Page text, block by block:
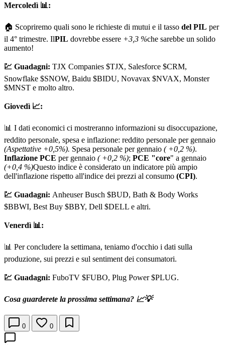
Mercoledì 📊:
🏠 Scopriremo quali sono le richieste di mutui e il tasso del PIL per
il 4° trimestre. IlPIL dovrebbe essere +3,3 %che sarebbe un solido
aumento!
💹 Guadagni: TJX Companies $TJX, Salesforce $CRM,
Snowflake $SNOW, Baidu $BIDU, Novavax $NVAX, Monster
$MNST e molto altro.
Giovedì 📈:
📊 I dati economici ci mostreranno informazioni su disoccupazione,
reddito personale, spesa e inflazione: reddito personale per gennaio
(Aspettative +0,5%). Spesa personale per gennaio ( +0,2 %).
Inflazione PCE per gennaio ( +0,2 %); PCE "core" a gennaio
(+0,4 %)Questo indice è considerato un indicatore più ampio
dell'inflazione rispetto all'indice dei prezzi al consumo (CPI).
💹 Guadagni: Anheuser Busch $BUD, Bath & Body Works
$BBWI, Best Buy $BBY, Dell $DELL e altri.
Venerdì 📊:
📊 Per concludere la settimana, teniamo d'occhio i dati sulla
produzione, sui prezzi e sul sentiment dei consumatori.
💹 Guadagni: FuboTV $FUBO, Plug Power$PLUG.
Cosa guarderete la prossima settimana? 📈💡
0 0